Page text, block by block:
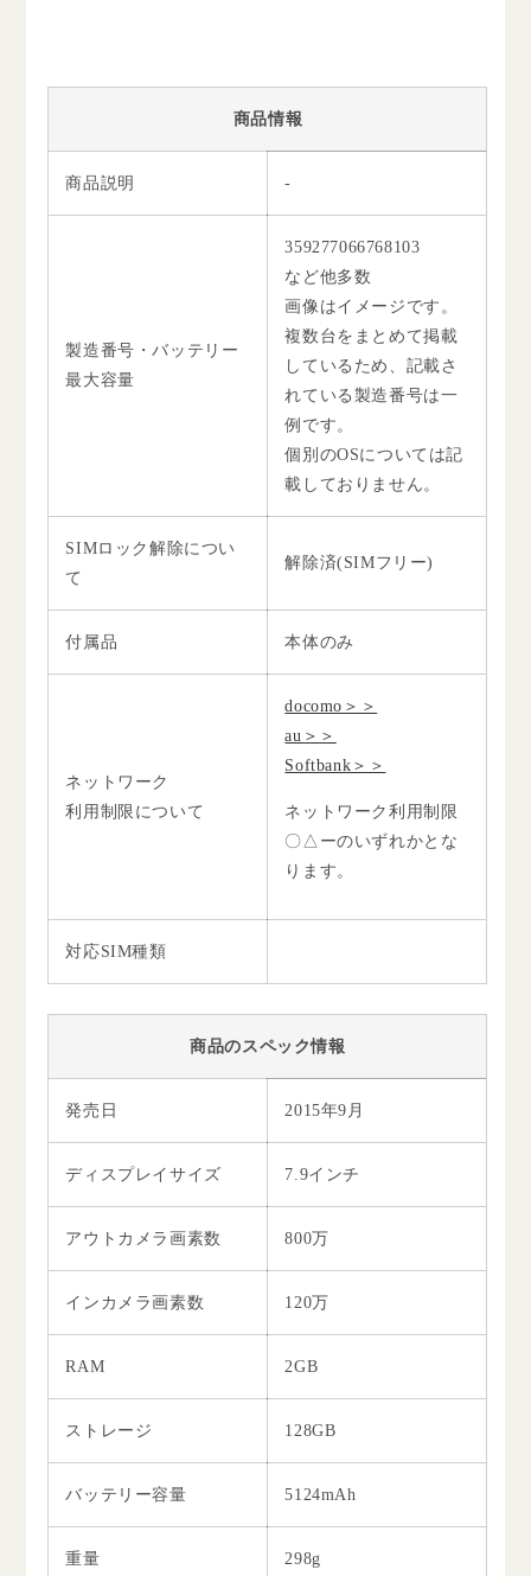
商品情報
商品説明 -
製造番号・バッテリー
最大容量
359277066768103
など他多数
画像はイメージです。
複数台をまとめて掲載
しているため、記載さ
れている製造番号は一
例です。
個別のOSについては記
載しておりません。
SIMロック解除につい
て
解除済(SIMフリー)
付属品 本体のみ
ネットワーク
利用制限について
docomo＞＞
au＞＞
Softbank＞＞
ネットワーク利用制限
〇△ーのいずれかとな
ります。
対応SIM種類
商品のスペック情報
発売日 2015年9月
ディスプレイサイズ 7.9インチ
アウトカメラ画素数 800万
インカメラ画素数 120万
RAM 2GB
ストレージ 128GB
バッテリー容量 5124mAh
重量 298g